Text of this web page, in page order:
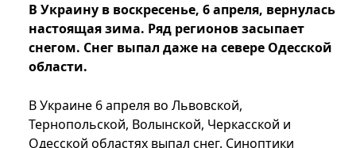
В Украину в воскресенье, 6 апреля, вернулась
настоящая зима. Ряд регионов засыпает
снегом. Снег выпал даже на севере Одесской
области.
В Украине 6 апреля во Львовской,
Тернопольской, Волынской, Черкасской и
Одесской областях выпал снег. Синоптики